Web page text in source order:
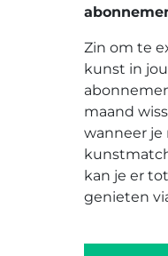
Zin om te
kunst in
maand
wanneer je
kan je er
genieten